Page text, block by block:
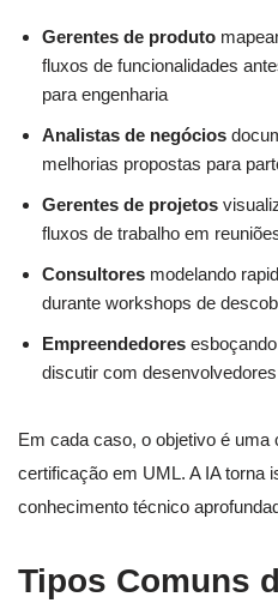
Gerentes de produto
fluxos de funcionalidades
para engenharia
Analistas de negócios
melhorias propostas para
Gerentes de projetos
fluxos de trabalho em
Consultores modelando
durante workshops de
Empreendedores
discutir com
Em cada caso, o objetivo é
certificação em UML. A IA torna
conhecimento técnico
Tipos Comuns